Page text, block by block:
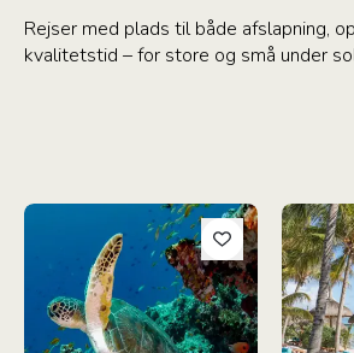
Rejser med plads til både afslapning,
kvalitetstid – for store og små under
Familieeventyr på Maldiverne Sydlige